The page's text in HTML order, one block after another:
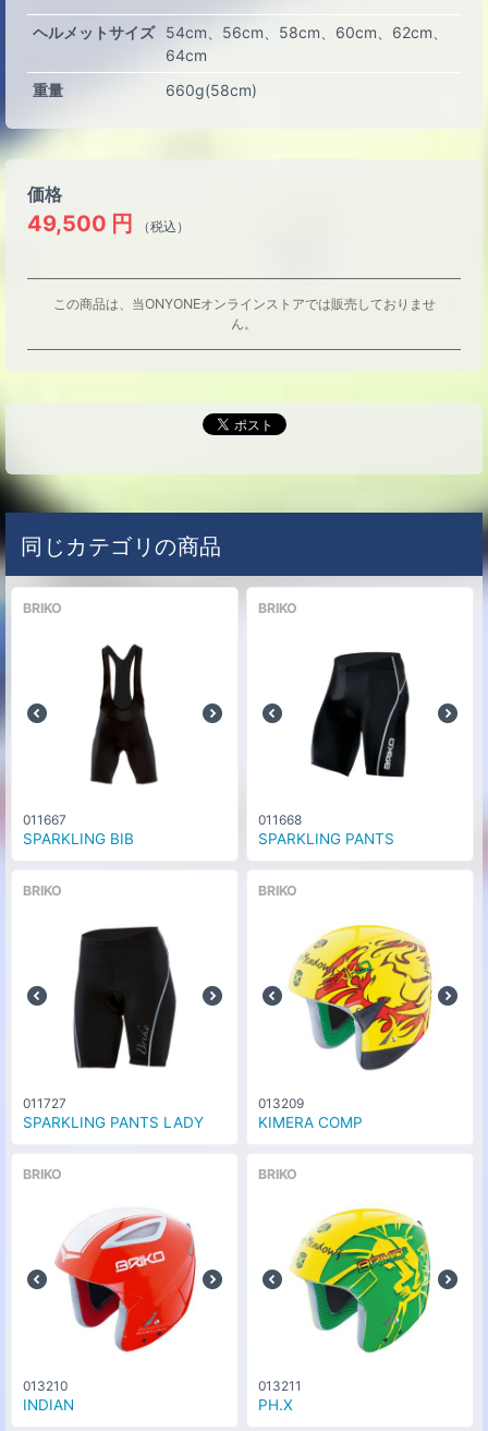
ヘルメットサイズ 54cm 56cm 58cm 60cm
62cm
64cm
重量
660g(58cm)
価格
49,500 円 （税込）
この商品は、当ONYONEオンラインストアでは販売しておりませ
ん。
同じカテゴリの商品
BRIKO
011667
SPARKLING BIB
BRIKO
011668
SPARKLING PANTS
BRIKO
011727
SPARKLING PANTS LADY
BRIKO
013209
KIMERA COMP
BRIKO
013210
INDIAN
BRIKO
013211
PH.X